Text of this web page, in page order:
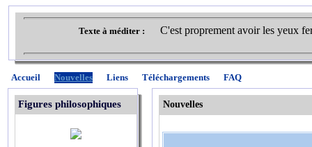
Texte à méditer : C'est proprement avoir les yeux
Accueil Nouvelles Liens Téléchargements FAQ
Figures philosophiques Nouvelles